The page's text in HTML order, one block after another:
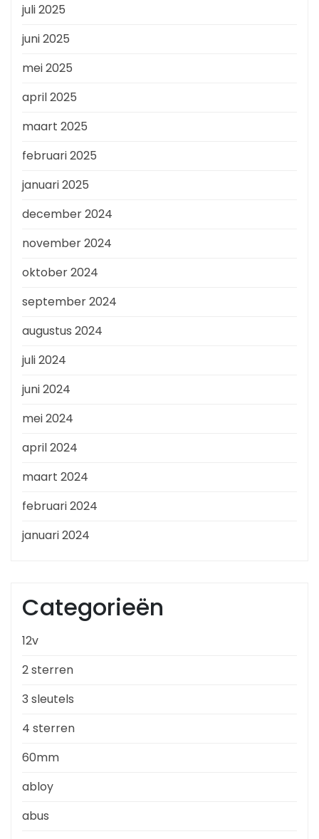
juli 2025
juni 2025
mei 2025
april 2025
maart 2025
februari 2025
januari 2025
december 2024
november 2024
oktober 2024
september 2024
augustus 2024
juli 2024
juni 2024
mei 2024
april 2024
maart 2024
februari 2024
januari 2024
Categorieën
12v
2 sterren
3 sleutels
4 sterren
60mm
abloy
abus